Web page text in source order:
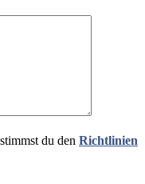
du den Richtlinien